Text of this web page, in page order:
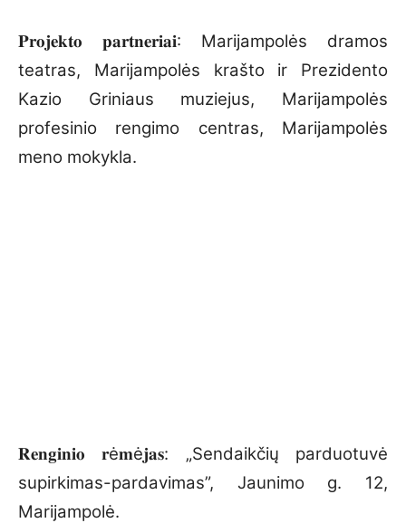
𝐏𝐫𝐨𝐣𝐞𝐤𝐭𝐨 𝐩𝐚𝐫𝐭𝐧𝐞𝐫𝐢𝐚𝐢: Marijampolės dramos
teatras, Marijampolės krašto ir Prezidento
Kazio Griniaus muziejus, Marijampolės
profesinio rengimo centras, Marijampolės
meno mokykla.
𝐑𝐞𝐧𝐠𝐢𝐧𝐢𝐨 𝐫ė𝐦ė𝐣𝐚𝐬: „Sendaikčių parduotuvė
supirkimas-pardavimas”, Jaunimo g. 12,
Marijampolė.